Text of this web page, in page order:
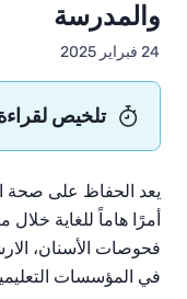
والمدرسة
24 فبراير 2025
تلخيص
يعد الحفاظ على صحة
أمرًا هاماً للغاية خلال
فحوصات الأسنان،
في المؤسسات